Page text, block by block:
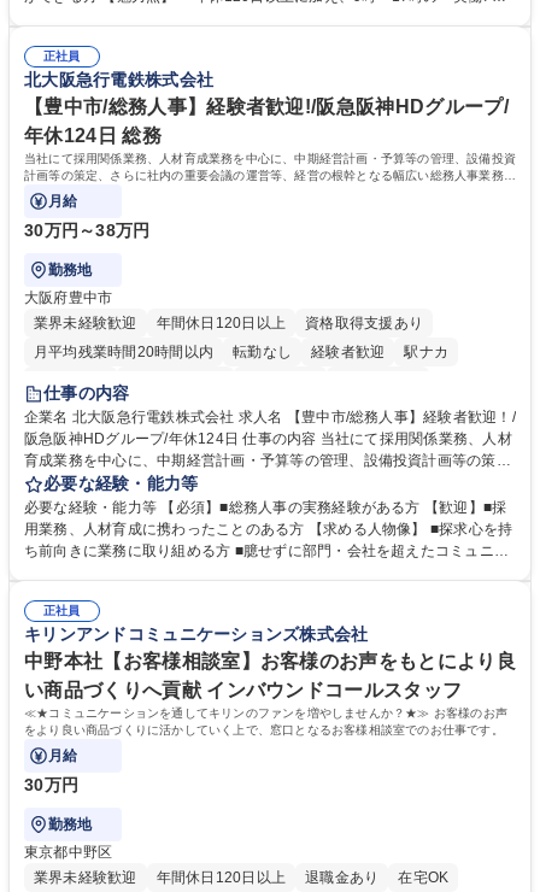
年休120日/デスクワーク中心で残業少なめ
整、資料作成、当日の運営サポート 学歴・資格 学歴：大学院 大学 語学
力： 資格：
正社員
北大阪急行電鉄株式会社
【豊中市/総務人事】経験者歓迎!/阪急阪神HDグループ/
年休124日 総務
当社にて採用関係業務、人材育成業務を中心に、中期経営計画・予算等の管理、設備投資
計画等の策定、さらに社内の重要会議の運営等、経営の根幹となる幅広い総務人事業務全
般を担当していただきます。
月給
30万円～38万円
勤務地
大阪府豊中市
業界未経験歓迎
年間休日120日以上
資格取得支援あり
月平均残業時間20時間以内
転勤なし 経験者歓迎
駅ナカ
退職金あり
土日祝休み
服装自由 昼食補助あり 食事補助あり
仕事の内容
企業名 北大阪急行電鉄株式会社 求人名 【豊中市/総務人事】経験者歓迎！/
阪急阪神HDグループ/年休124日 仕事の内容 当社にて採用関係業務、人材
育成業務を中心に、中期経営計画・予算等の管理、設備投資計画等の策
定、さらに社内の重要会議の運営等、経営の根幹となる幅広い総務人事業
務全般を担当していただきます。 【主な業務内容】 ■採用関係業務および
人材育成(社員研修)業務の推進 ■中期経営計画および予算等の管理 ■設備
投資計画等の策定 ■社内の重要会議の運営 ■その他総務人事業務全般 【入
務人事】経験者歓迎！/阪急阪神HDグループ/年休124日
必要な経験・能力等
必要な経験・能力等 【必須】■総務人事の実務経験がある方 【歓迎】■採
用業務、人材育成に携わったことのある方 【求める人物像】 ■探求心を持
ち前向きに業務に取り組める方 ■臆せずに部門・会社を超えたコミュニケ
囲のメンバーと協調しつつ主体性を持って能動的に業務を推進できる方 学
歴・資格 学歴：大学院 大学 高専 短大 専修学校 高校 語学力： 資格：
正社員
キリンアンドコミュニケーションズ株式会社
中野本社【お客様相談室】お客様のお声をもとにより良
い商品づくりへ貢献 インバウンドコールスタッフ
≪★コミュニケーションを通してキリンのファンを増やしませんか？★≫ お客様のお声
をより良い商品づくりに活かしていく上で、窓口となるお客様相談室でのお仕事です。
月給
30万円
勤務地
東京都中野区
業界未経験歓迎
年間休日120日以上 退職金あり
在宅OK